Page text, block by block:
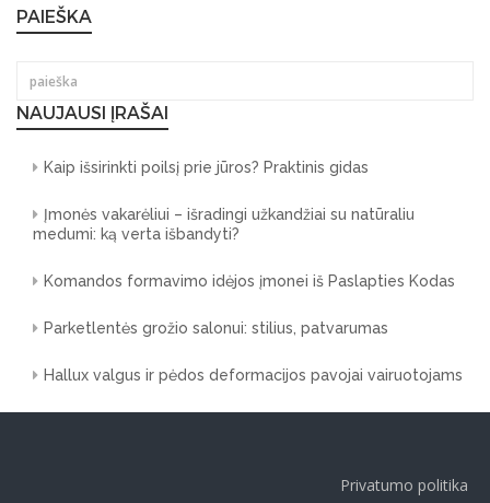
PAIEŠKA
NAUJAUSI ĮRAŠAI
Kaip išsirinkti poilsį prie jūros? Praktinis gidas
Įmonės vakarėliui – išradingi užkandžiai su natūraliu
medumi: ką verta išbandyti?
Komandos formavimo idėjos įmonei iš Paslapties Kodas
Parketlentės grožio salonui: stilius, patvarumas
Hallux valgus ir pėdos deformacijos pavojai vairuotojams
Privatumo politika